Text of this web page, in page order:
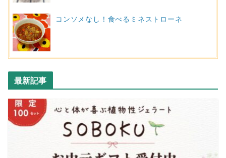
コンソメなし！食べるミネストローネ
最新記事